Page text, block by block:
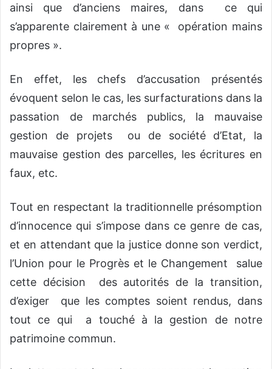
ainsi que d’anciens maires, dans ce qui
s’apparente clairement à une « opération mains
propres ».
En effet, les chefs d’accusation présentés
évoquent selon le cas, les surfacturations dans la
passation de marchés publics, la mauvaise
gestion de projets ou de société d’Etat, la
mauvaise gestion des parcelles, les écritures en
faux, etc.
Tout en respectant la traditionnelle présomption
d’innocence qui s’impose dans ce genre de cas,
et en attendant que la justice donne son verdict,
l’Union pour le Progrès et le Changement salue
cette décision des autorités de la transition,
d’exiger que les comptes soient rendus, dans
tout ce qui a touché à la gestion de notre
patrimoine commun.